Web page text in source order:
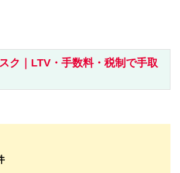
ク｜LTV・手数料・税制で手取